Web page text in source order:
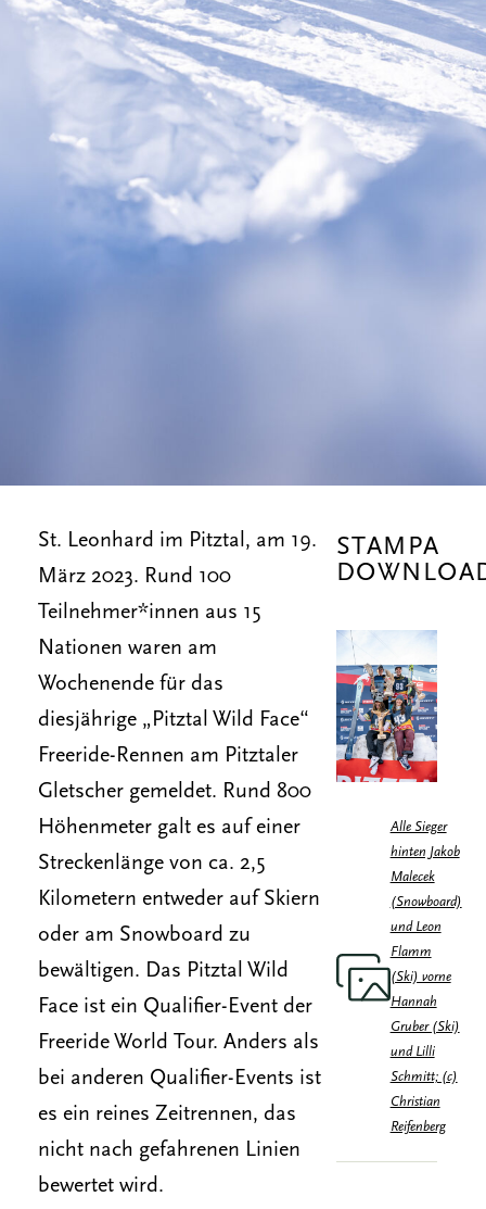
St. Leonhard im Pitztal, am 19.
März 2023. Rund 100
Teilnehmer*innen aus 15
Nationen waren am
Wochenende für das
diesjährige „Pitztal Wild Face“
Freeride-Rennen am Pitztaler
Gletscher gemeldet. Rund 800
Höhenmeter galt es auf einer
Streckenlänge von ca. 2,5
Kilometern entweder auf Skiern
oder am Snowboard zu
bewältigen. Das Pitztal Wild
Face ist ein Qualifier-Event der
Freeride World Tour. Anders als
bei anderen Qualifier-Events ist
es ein reines Zeitrennen, das
nicht nach gefahrenen Linien
bewertet wird.
STAMPA
Alle Sieger
hinten Jakob
Malecek
(Snowboard)
und Leon
Flamm
(Ski) vorne
Hannah
Gruber (Ski)
und Lilli
Schmitt; (c)
Christian
Reifenberg